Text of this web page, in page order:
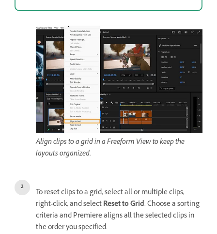
Align clips to a grid in a Freeform View to keep the
layouts organized.
To reset clips to a grid, select all or multiple clips,
right-click, and selectReset to Grid. Choose a sorting
criteria and Premiere aligns all the selected clips in
the order you specified.